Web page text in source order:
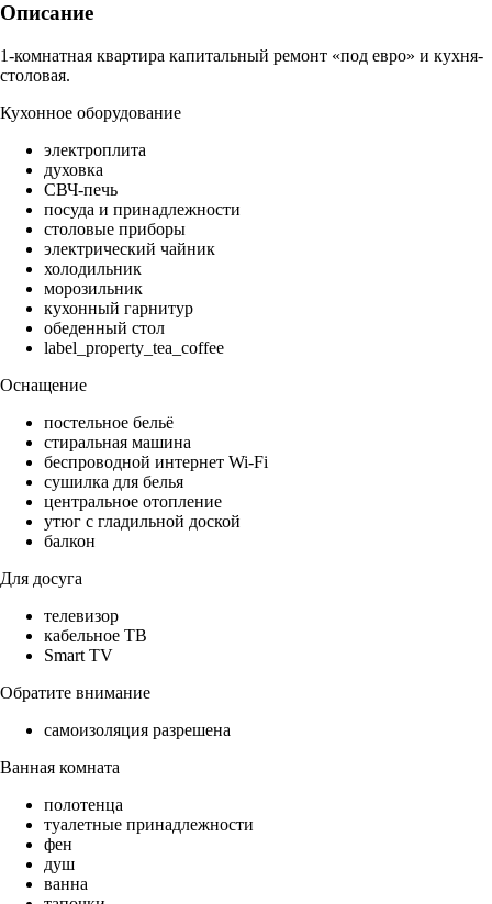
Описание
1-комнатная квартира капитальный ремонт «под евро» и кухня-
столовая.
Кухонное оборудование
электроплита
духовка
СВЧ-печь
посуда и принадлежности
столовые приборы
электрический чайник
холодильник
морозильник
кухонный гарнитур
обеденный стол
label_property_tea_coffee
Оснащение
постельное бельё
стиральная машина
беспроводной интернет Wi-Fi
сушилка для белья
центральное отопление
утюг с гладильной доской
балкон
Для досуга
телевизор
кабельное ТВ
Smart TV
Обратите внимание
самоизоляция разрешена
Ванная комната
полотенца
туалетные принадлежности
фен
душ
ванна